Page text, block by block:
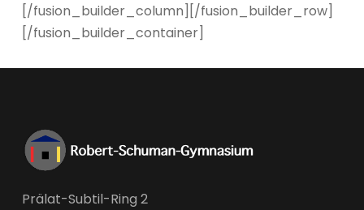
[/fusion_builder_column][/fusion_builder_row]
[/fusion_builder_container]
Prälat-Subtil-Ring 2